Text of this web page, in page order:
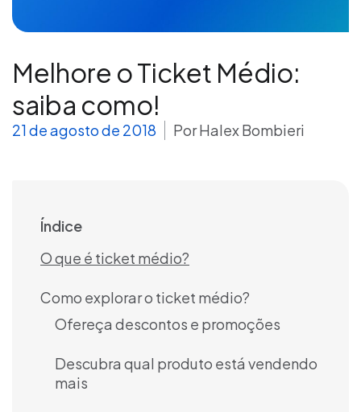
Melhore o Ticket Médio:
saiba como!
21 de agosto de 2018 PorHalex Bombieri
Índice
O que é ticket médio?
Como explorar o ticket médio?
Ofereça descontos e promoções
Descubra qual produto está vendendo
mais